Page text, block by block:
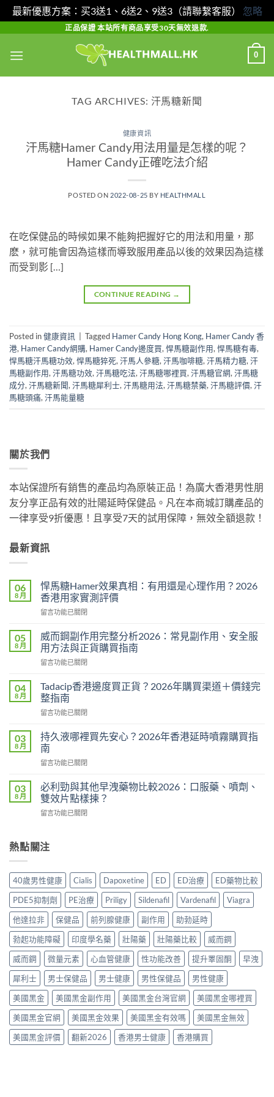
最新優惠方案：买3送1、6送2、9送3（請聯繫客服） 忽略
content
正品保證 本站所有商品享受30天無效退款.
0
TAG ARCHIVES: 汗馬糖新聞
健康資訊
汗馬糖Hamer Candy用法用量是怎樣的呢？
Hamer Candy正確吃法介紹
POSTED ON 2022-08-25 BY HEALTHMALL
在吃保健品的時候如果不能夠把握好它的用法和用量，那
麽，就可能會因為這樣而導致服用產品以後的效果因為這樣
而受到影 […]
CONTINUE READING →
Posted in健康資訊 Tagged Hamer Candy Hong Kong, Hamer Candy 香
港, Hamer Candy網購, Hamer Candy邊度買, 悍馬糖副作用, 悍馬糖有毒,
悍馬糖汗馬糖功效, 悍馬糖猝死, 汗馬人參糖, 汗馬咖啡糖, 汗馬精力糖, 汗
馬糖副作用, 汗馬糖功效, 汗馬糖吃法, 汗馬糖哪裡買, 汗馬糖官網, 汗馬糖
成分, 汗馬糖新聞, 汗馬糖犀利士, 汗馬糖用法, 汗馬糖禁藥, 汗馬糖評價, 汗
馬糖頭痛, 汗馬能量糖
關於我們
本站保證所有銷售的產品均為原裝正品！為廣大香港男性朋
友分享正品有效的壯陽延時保健品。凡在本商城訂購產品的
一律享受9折優惠！且享受7天的試用保障，無效全額退款！
最新資訊
06
8 月
悍馬糖Hamer效果真相：有用還是心理作用？2026
香港用家實測評價
在
馬
糖
Hamer
效
真
相：
有
用
是
心
作
2026
香
港
實
測
價〉
中
留言功能已關閉
05
8 月
威而鋼副作用完整分析2026：常見副作用、安全服
用方法與正貨購買指南
在
而
鋼
副
作
完
整
分
析
常
見
作
全
方
法
與
正
貨
購
買
指
南〉
中
留言功能已關閉
04
8 月
Tadacip香港邊度買正貨？2026年購買渠道＋價錢完
整指南
在
香
港
邊
度
正
貨？
2026
年
渠
價
錢
完
整
指
南〉
中
留言功能已關閉
03
8 月
持久液哪裡買先安心？2026年香港延時噴霧購買指
南
在
久
液
哪
裡
安
年
香
港
延
時
噴
霧
購
指
南〉
中
留言功能已關閉
03
8 月
必利勁與其他早洩藥物比較2026：口服藥、噴劑、
雙效片點樣揀？
在
勁
與
他
早
洩
藥
物
比
較
2026：
服
藥、
噴
劑、
雙
效
片
點
留言功能已關閉
熱點關注
40歲男性健康 Cialis Dapoxetine ED ED治療
ED藥物比較
PDE5抑制劑
PE治療 Priligy Sildenafil Vardenafil
Viagra
他達拉非
保健品 前列腺健康 副作用
助勃延時
勃起功能障礙
印度學名藥 壯陽藥 壯陽藥比較
威而鋼
威而鋼
微量元素 心血管健康 性功能改善 提升睪固酮
早洩
犀利士
男士保健品 男士健康 男性保健品
男性健康
美國黑金
美國黑金副作用 美國黑金台灣官網
美國黑金哪裡買
美國黑金官網
美國黑金效果 美國黑金有效嗎
美國黑金無效
美國黑金評價
翻新2026 香港男士健康 香港購買